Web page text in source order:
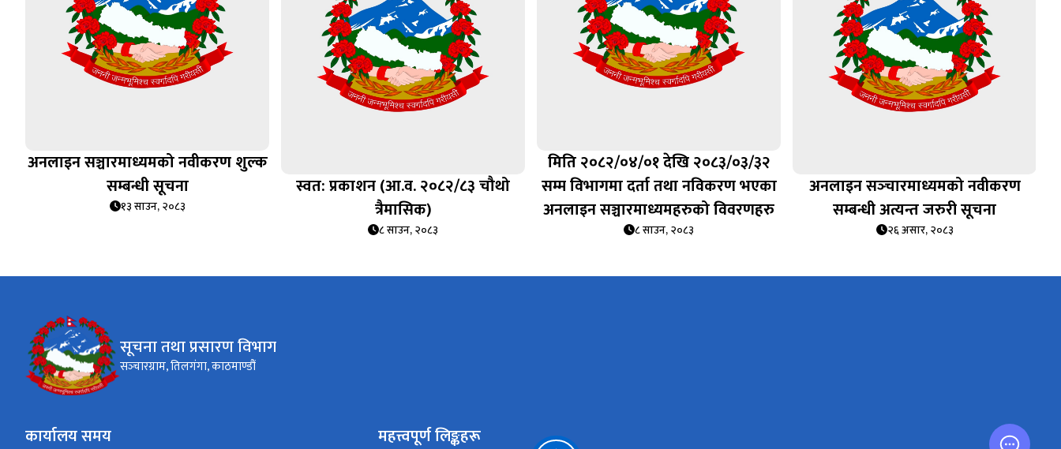
अनलाइन सञ्चारमाध्यमको नवीकरण शुल्क
सम्बन्धी सूचना
१३ साउन, २०८३
स्वत: प्रकाशन (आ.व. २०८२/८३ चौथो
त्रैमासिक)
८ साउन, २०८३
मिति २०८२/०४/०१ देखि २०८३/०३/३२
सम्म विभागमा दर्ता तथा नविकरण भएका
अनलाइन सञ्चारमाध्यमहरुको विवरणहरु
८ साउन, २०८३
अनलाइन सञ्‍चारमाध्यमको नवीकरण
सम्बन्धी अत्यन्त जरुरी सूचना
२६ असार, २०८३
सूचना तथा प्रसारण विभाग
सञ्‍चारग्राम, तिलगंगा, काठमाण्डौं
कार्यालय समय महत्त्वपूर्ण लिङ्कहरू